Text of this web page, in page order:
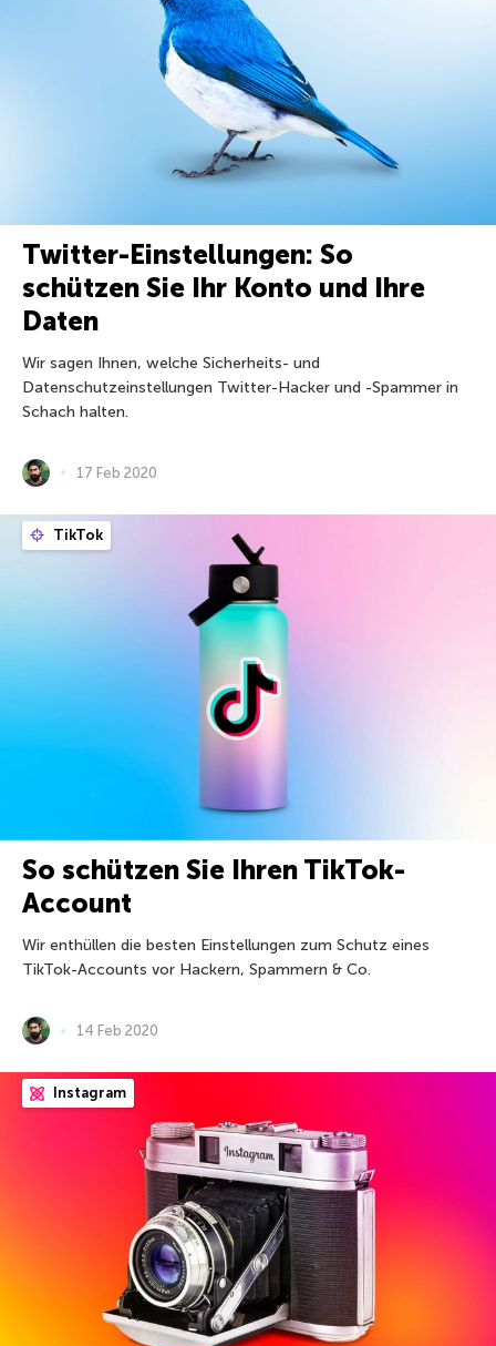
Twitter-Einstellungen: So
schützen Sie Ihr Konto und Ihre
Daten
Wir sagen Ihnen, welche Sicherheits- und
Datenschutzeinstellungen Twitter-Hacker und -Spammer in
Schach halten.
17 Feb 2020
TikTok
So schützen Sie Ihren TikTok-
Account
Wir enthüllen die besten Einstellungen zum Schutz eines
TikTok-Accounts vor Hackern, Spammern & Co.
14 Feb 2020
Instagram